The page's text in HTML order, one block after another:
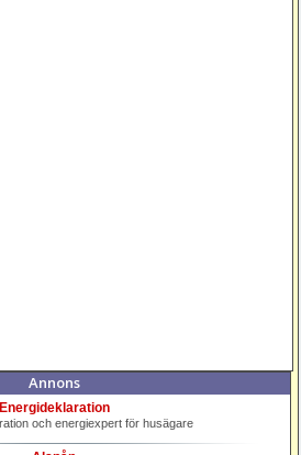
Annons
Energideklaration
och energiexpert för husägare